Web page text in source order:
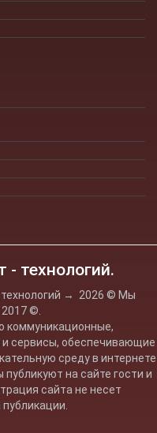
технологий.
→ 2026 © Мы
©.
коммуникационные,
сервисы, обеспечивающие
среду в интернете
на сайте гости и
сайта не несет